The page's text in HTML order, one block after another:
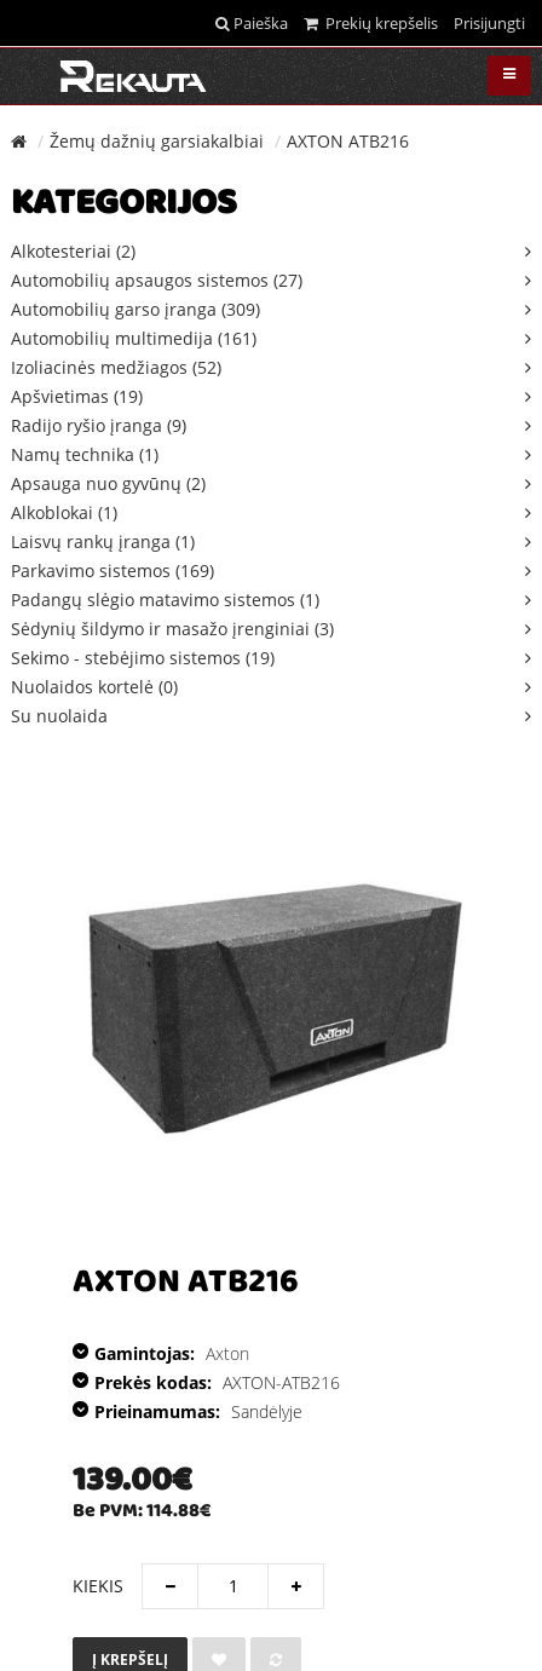
Paieška Prekių krepšelis Prisijungti
Žemų dažnių garsiakalbiai AXTON ATB216
KATEGORIJOS
Alkotesteriai (2)
Automobilių apsaugos sistemos (27)
Automobilių garso įranga (309)
Automobilių multimedija (161)
Izoliacinės medžiagos (52)
Apšvietimas (19)
Radijo ryšio įranga (9)
Namų technika (1)
Apsauga nuo gyvūnų (2)
Alkoblokai (1)
Laisvų rankų įranga (1)
Parkavimo sistemos (169)
Padangų slėgio matavimo sistemos (1)
Sėdynių šildymo ir masažo įrenginiai (3)
Sekimo - stebėjimo sistemos (19)
Nuolaidos kortelė (0)
Su nuolaida
AXTON ATB216
Gamintojas: Axton
Prekės kodas: AXTON-ATB216
Prieinamumas: Sandėlyje
139.00€
Be PVM: 114.88€
KIEKIS
Į KREPŠELĮ